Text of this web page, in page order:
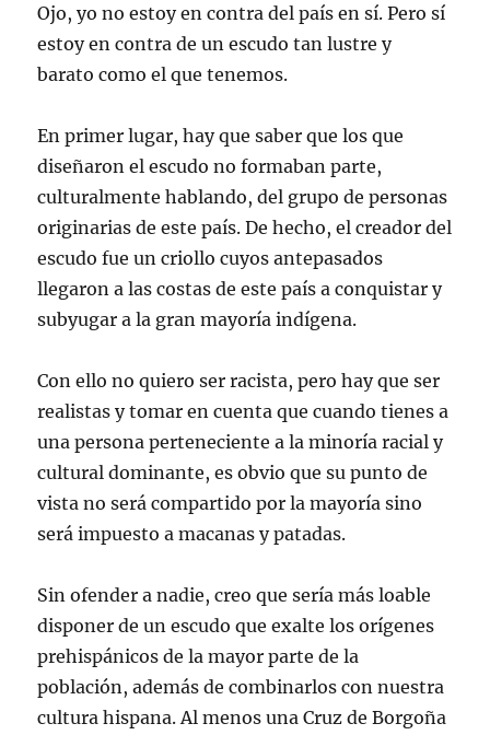
Ojo, yo no estoy en contra del país en sí. Pero sí
estoy en contra de un escudo tan lustre y
barato como el que tenemos.
En primer lugar, hay que saber que los que
diseñaron el escudo no formaban parte,
culturalmente hablando, del grupo de personas
originarias de este país. De hecho, el creador del
escudo fue un criollo cuyos antepasados
llegaron a las costas de este país a conquistar y
subyugar a la gran mayoría indígena.
Con ello no quiero ser racista, pero hay que ser
realistas y tomar en cuenta que cuando tienes a
una persona perteneciente a la minoría racial y
cultural dominante, es obvio que su punto de
vista no será compartido por la mayoría sino
será impuesto a macanas y patadas.
Sin ofender a nadie, creo que sería más loable
disponer de un escudo que exalte los orígenes
prehispánicos de la mayor parte de la
población, además de combinarlos con nuestra
cultura hispana. Al menos una Cruz de Borgoña